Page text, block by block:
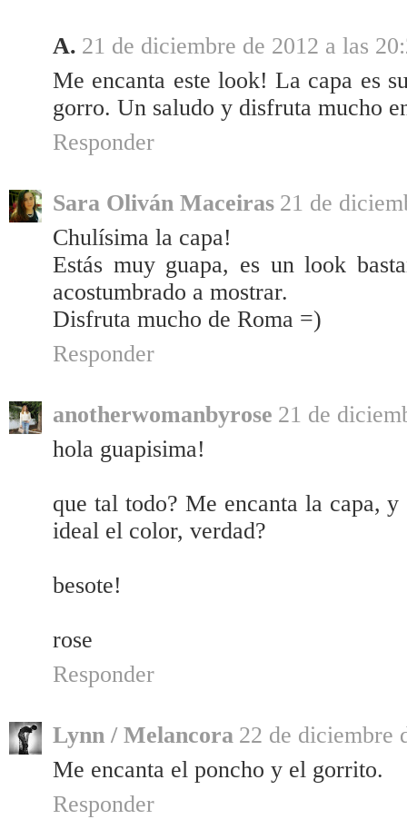
A. 21 de diciembre de 2012 a las
Me encanta este look! La capa es
gorro. Un saludo y disfruta mucho
Responder
Sara Oliván Maceiras 21 de
Chulísima la capa!
Estás muy guapa, es un look
acostumbrado a mostrar.
Disfruta mucho de Roma =)
Responder
anotherwomanbyrose 21 de
hola guapisima!
que tal todo? Me encanta la capa,
ideal el color, verdad?
besote!
rose
Responder
Lynn / Melancora 22 de diciembre
Me encanta el poncho y el gorrito.
Responder